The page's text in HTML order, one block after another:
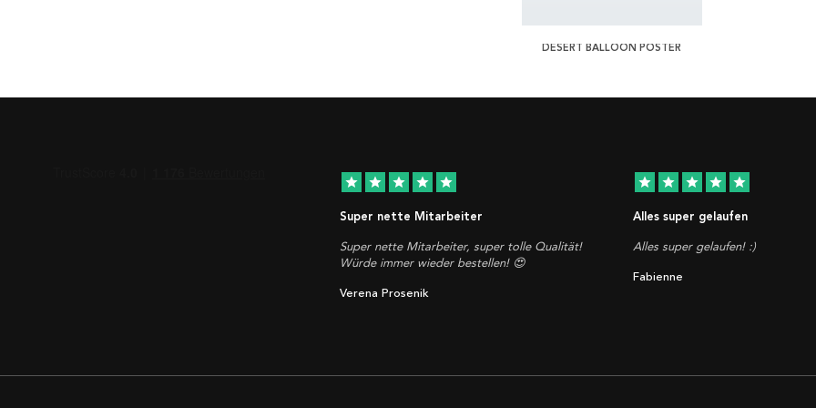
DESERT BALLOON POSTER
star star star star star
Super nette Mitarbeiter
Super nette Mitarbeiter, super tolle Qualität!
Würde immer wieder bestellen! 😍
Verena Prosenik
star star star star star
Alles super gelaufen
Alles super gelaufen! :)
Fabienne